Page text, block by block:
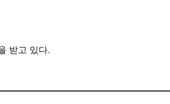
받고 있다.